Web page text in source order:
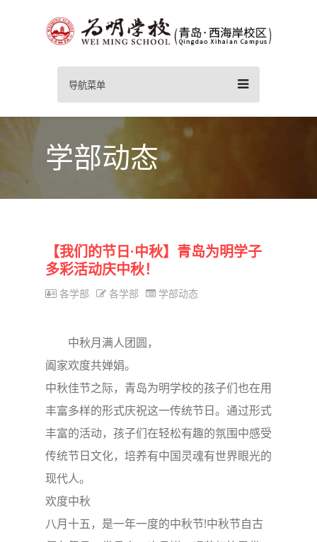
导航菜单
学部动态
【我们的节日·中秋】青岛为明学子
多彩活动庆中秋！
各学部 各学部 学部动态
中秋月满人团圆，
阖家欢度共婵娟。
中秋佳节之际，青岛为明学校的孩子们也在用
丰富多样的形式庆祝这一传统节日。通过形式
丰富的活动，孩子们在轻松有趣的氛围中感受
传统节日文化，培养有中国灵魂有世界眼光的
现代人。
欢度中秋
八月十五，是一年一度的中秋节!中秋节自古